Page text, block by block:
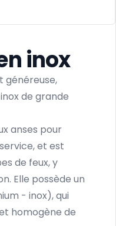
inox
généreuse,
de grande
anses pour
et est
de feux, y
Elle possède un
- inox), qui
homogène de